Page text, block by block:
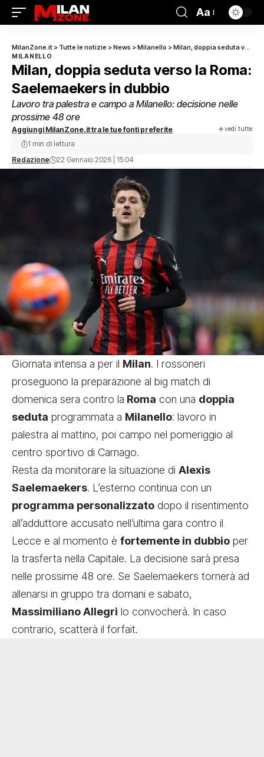
Aa
MilanZone.it > Tutte le notizie >News >Milanello >Milan, doppia seduta verso la Roma: Saelemaekers in dubbio
MILANELLO
Milan, doppia seduta verso la Roma:
Saelemaekers in dubbio
Lavoro tra palestra e campo a Milanello: decisione nelle
prossime 48 ore
Aggiungi MilanZone.it tra le tue fonti preferite vedi tutte
Redazione 22 Gennaio 2026 | 15:04
1 min di lettura
Giornata intensa a per il Milan. I rossoneri
proseguono la preparazione al big match di
domenica sera contro la Roma con una doppia
seduta programmata a Milanello: lavoro in
palestra al mattino, poi campo nel pomeriggio al
centro sportivo di Carnago.
Resta da monitorare la situazione di Alexis
Saelemaekers. L’esterno continua con un
programma personalizzato dopo il risentimento
all’adduttore accusato nell’ultima gara contro il
Lecce e al momento è fortemente in dubbio per
la trasferta nella Capitale. La decisione sarà presa
nelle prossime 48 ore. Se Saelemaekers tornerà ad
allenarsi in gruppo tra domani e sabato,
Massimiliano Allegri lo convocherà. In caso
contrario, scatterà il forfait.